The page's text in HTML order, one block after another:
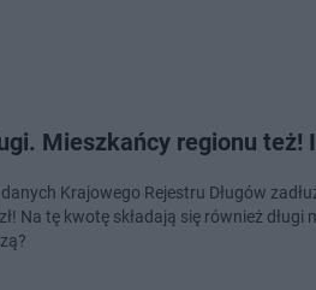
Mieszkańcy regionu też!
Krajowego Rejestru Długów
Na tę kwotę składają się również długi